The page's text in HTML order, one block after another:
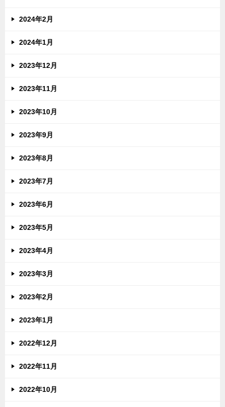
2024年2月
2024年1月
2023年12月
2023年11月
2023年10月
2023年9月
2023年8月
2023年7月
2023年6月
2023年5月
2023年4月
2023年3月
2023年2月
2023年1月
2022年12月
2022年11月
2022年10月